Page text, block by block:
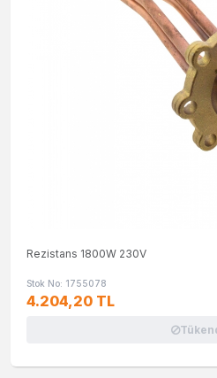
Rezistans 1800W 230V
Stok No: 1755078
4.204,20 TL